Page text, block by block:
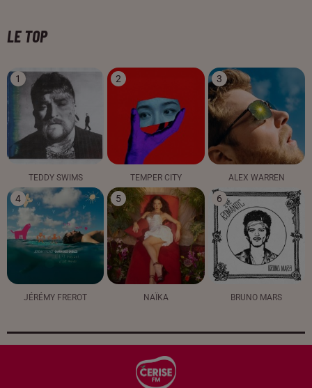
LE TOP
1
TEDDY SWIMS
2
TEMPER CITY
3
ALEX WARREN
4
JÉRÉMY FREROT
5
NAÏKA
6
BRUNO MARS